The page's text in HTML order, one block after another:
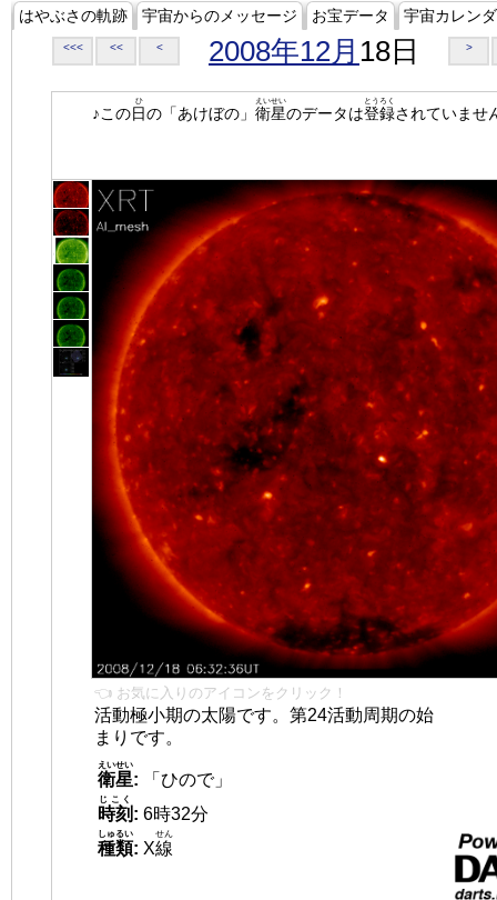
はやぶさの軌跡 宇宙からのメッセージ お宝データ 宇宙カレン
<<< << < 2008年12月 18日 >
♪この日
ひ
の「あけぼの」 衛星
えいせい
のデータは登録
とうろく
されていませ
👈 お気に入りのアイコンをクリック！
活動極小期の太陽です。第24活動周期の始
まりです。
衛星
えいせい
:
「ひので」
時刻
じこく
: 6時32分
種類
しゅるい
: X線
せん